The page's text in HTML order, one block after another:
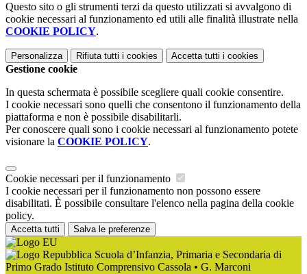
Questo sito o gli strumenti terzi da questo utilizzati si avvalgono di
cookie necessari al funzionamento ed utili alle finalità illustrate nella
COOKIE POLICY.
Personalizza Rifiuta tutti i cookies Accetta tutti i cookies
Gestione cookie
In questa schermata è possibile scegliere quali cookie consentire.
I cookie necessari sono quelli che consentono il funzionamento della
piattaforma e non è possibile disabilitarli.
Per conoscere quali sono i cookie necessari al funzionamento potete
visionare la COOKIE POLICY.
Cookie necessari per il funzionamento
I cookie necessari per il funzionamento non possono essere
disabilitati. È possibile consultare l'elenco nella pagina della cookie
policy.
Accetta tutti Salva le preferenze
Scuola d’Infanzia, Primaria e Secondaria di
Primo Grado Istituto Comprensivo Cassola • G. Marconi